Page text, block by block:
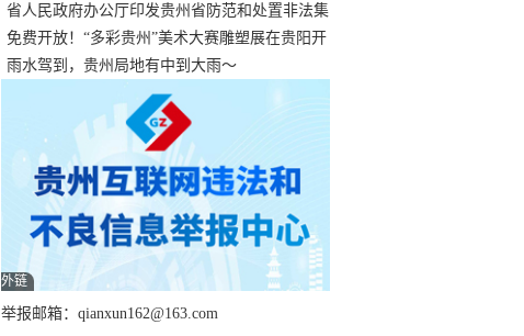
色工厂
省人民政府办公厅印发贵州省防范和处置非法集
资工作实施细则
免费开放！“多彩贵州”美术大赛雕塑展在贵阳开
展，持续至1月19日
雨水驾到，贵州局地有中到大雨～
外链
举报邮箱：qianxun162@163.com